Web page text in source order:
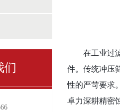
们
在工业过
件。传统冲压
性的严苛要求
卓力深耕精密